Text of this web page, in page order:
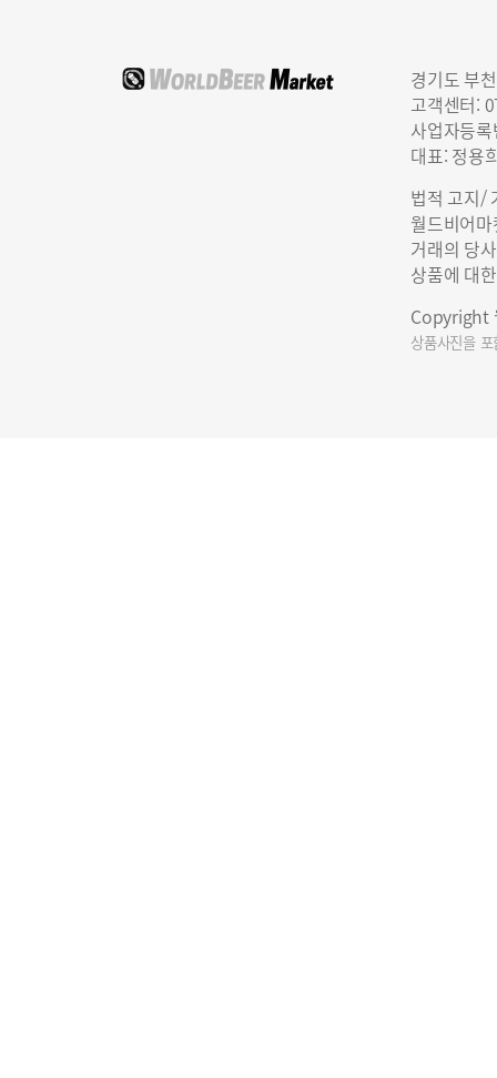
경기도 부
고객센터:
사업자등
대표: 정용
법적 고지/
월드비어
거래의 당
상품에 대
Copyright
상품사진을